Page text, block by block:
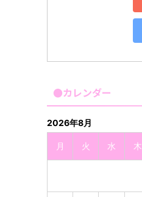
●カレンダー
2026年8月
月 火 水 木